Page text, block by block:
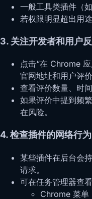
一般工具类插件（
若权限明显超出用
3. 关注开发者和用户
点击“在 Chrome
官网地址和用户评价
查看评价数量、时
如果评价中提到频
在风险。
4. 检查插件的网络行为
某些插件在后台会
请求。
可在任务管理器查
Chrome 菜